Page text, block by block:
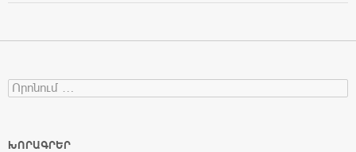
Search for:
ԽՈՐԱԳՐԵՐ